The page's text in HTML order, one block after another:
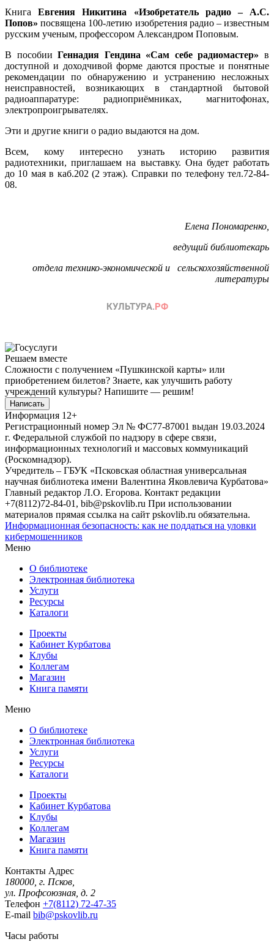
КнигаЕвгения Никитина
«Изобретатель радио – А.С.
Попов» посвящена 100-летию изобретения радио – известным
русским ученым, профессором Александром Поповым.
В пособииГеннадия Гендина «Сам себе радиомастер» в
доступной и доходчивой форме даются простые и понятные
рекомендации по обнаружению и устранению несложных
неисправностей, возникающих в стандартной бытовой
радиоаппаратуре: радиоприёмниках, магнитофонах,
электропроигрывателях.
Эти и другие книги о радио выдаются на дом.
Всем, кому интересно узнать историю развития
радиотехники, приглашаем на выставку. Она будет работать
до 10 мая в каб.202 (2 этаж). Справки по телефону тел.72-84-
08.
Елена Пономаренко,
ведущий библиотекарь
отдела технико-экономической и
сельскохозяйственной
литературы
Решаем вместе
Сложности с получением «Пушкинской карты» или
приобретением билетов? Знаете, как улучшить работу
учреждений культуры? Напишите — решим!
Написать
Информация 12+
Регистрационный номер Эл № ФС77-87001 выдан 19.03.2024
г. Федеральной службой по надзору в сфере связи,
информационных технологий и массовых коммуникаций
(Роскомнадзор).
Учредитель – ГБУК «Псковская областная универсальная
научная библиотека имени Валентина Яковлевича Курбатова»
Главный редактор Л.О. Егорова. Контакт редакции
+7(8112)72-84-01, bib@pskovlib.ru При использовании
материалов прямая ссылка на сайт pskovlib.ru обязательна.
Информационная безопасность: как не поддаться на уловки
кибермошенников
Меню
О библиотеке
Электронная библиотека
Услуги
Ресурсы
Каталоги
Проекты
Кабинет Курбатова
Клубы
Коллегам
Магазин
Книга памяти
Меню
О библиотеке
Электронная библиотека
Услуги
Ресурсы
Каталоги
Проекты
Кабинет Курбатова
Клубы
Коллегам
Магазин
Книга памяти
Контакты Адрес
180000, г. Псков,
ул. Профсоюзная, д. 2
Телефон +7(8112) 72-47-35
E-mail bib@pskovlib.ru
Часы работы